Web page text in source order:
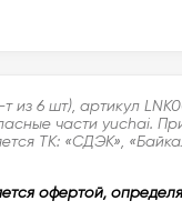
из 6 шт), артикул
части yuchai.
ТК: «СДЭК»,